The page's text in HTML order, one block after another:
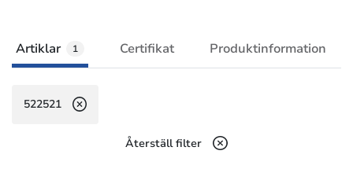
Artiklar 1 Certifikat Produktinformation
522521
Återställ filter